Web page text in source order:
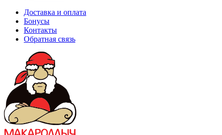
Доставка и оплата
Бонусы
Контакты
Обратная связь